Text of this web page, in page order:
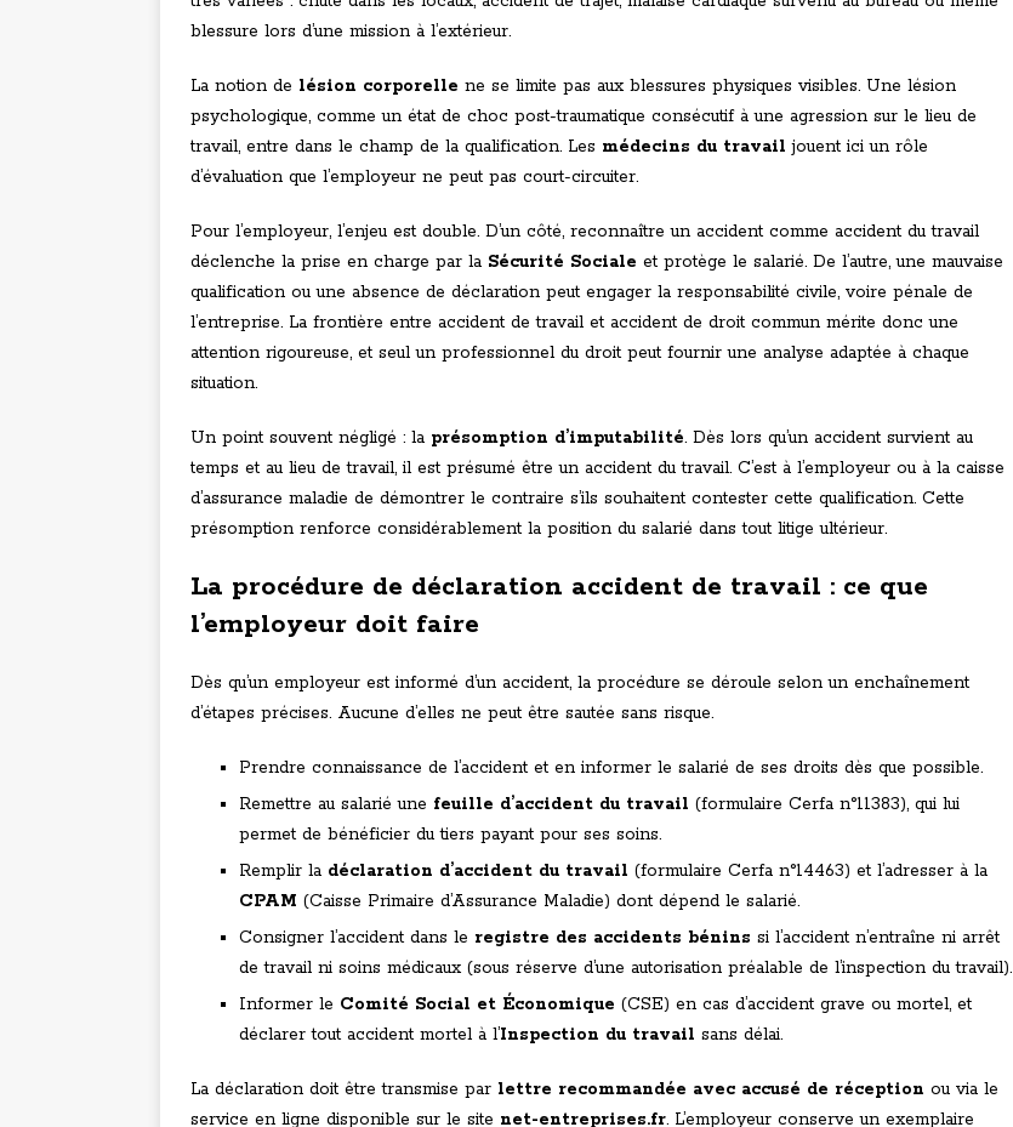
blessure lors d’une mission à l’extérieur.
La notion de lésion corporelle ne se limite pas aux blessures physiques visibles. Une lésion
psychologique, comme un état de choc post-traumatique consécutif à une agression sur le lieu de
travail, entre dans le champ de la qualification. Les médecins du travail jouent ici un rôle
d’évaluation que l’employeur ne peut pas court-circuiter.
Pour l’employeur, l’enjeu est double. D’un côté, reconnaître un accident comme accident du travail
déclenche la prise en charge par la Sécurité Sociale et protège le salarié. De l’autre, une mauvaise
qualification ou une absence de déclaration peut engager la responsabilité civile, voire pénale de
l’entreprise. La frontière entre accident de travail et accident de droit commun mérite donc une
attention rigoureuse, et seul un professionnel du droit peut fournir une analyse adaptée à chaque
situation.
Un point souvent négligé : la présomption d’imputabilité. Dès lors qu’un accident survient au
temps et au lieu de travail, il est présumé être un accident du travail. C’est à l’employeur ou à la caisse
d’assurance maladie de démontrer le contraire s’ils souhaitent contester cette qualification. Cette
présomption renforce considérablement la position du salarié dans tout litige ultérieur.
La procédure de déclaration accident de travail : ce que
l’employeur doit faire
Dès qu’un employeur est informé d’un accident, la procédure se déroule selon un enchaînement
d’étapes précises. Aucune d’elles ne peut être sautée sans risque.
Prendre connaissance de l’accident et en informer le salarié de ses droits dès que possible.
Remettre au salarié une feuille d’accident du travail (formulaire Cerfa n°11383), qui lui
permet de bénéficier du tiers payant pour ses soins.
Remplir la déclaration d’accident du travail (formulaire Cerfa n°14463) et l’adresser à la
CPAM (Caisse Primaire d’Assurance Maladie) dont dépend le salarié.
Consigner l’accident dans le registre des accidents bénins si l’accident n’entraîne ni arrêt
de travail ni soins médicaux (sous réserve d’une autorisation préalable de l’inspection du travail).
Informer le Comité Social et Économique (CSE) en cas d’accident grave ou mortel, et
déclarer tout accident mortel à l’Inspection du travail sans délai.
La déclaration doit être transmise par lettre recommandée avec accusé de réception ou via le
service en ligne disponible sur le site net-entreprises.fr. L’employeur conserve un exemplaire